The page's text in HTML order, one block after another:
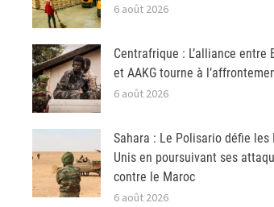
6 août 2026
Centrafrique : L’alliance entre
et AAKG tourne à
6 août 2026
Sahara : Le Polisario défie les
Unis en poursuivant ses
contre le Maroc
6 août 2026